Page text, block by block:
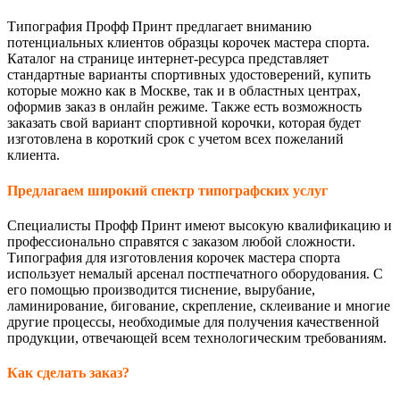
Типография Профф Принт предлагает вниманию
потенциальных клиентов образцы корочек мастера спорта.
Каталог на странице интернет-ресурса представляет
стандартные варианты спортивных удостоверений, купить
которые можно как в Москве, так и в областных центрах,
оформив заказ в онлайн режиме. Также есть возможность
заказать свой вариант спортивной корочки, которая будет
изготовлена в короткий срок с учетом всех пожеланий
клиента.
Предлагаем широкий спектр типографских услуг
Специалисты Профф Принт имеют высокую квалификацию и
профессионально справятся с заказом любой сложности.
Типография для изготовления корочек мастера спорта
использует немалый арсенал постпечатного оборудования. С
его помощью производится тиснение, вырубание,
ламинирование, бигование, скрепление, склеивание и многие
другие процессы, необходимые для получения качественной
продукции, отвечающей всем технологическим требованиям.
Как сделать заказ?